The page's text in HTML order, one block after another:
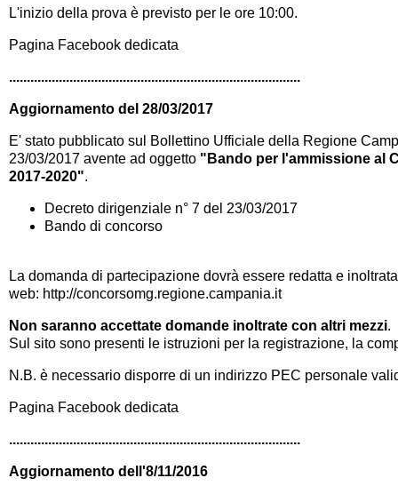
L'inizio della prova è previsto per le ore 10:00.
Pagina Facebook dedicata
..................................................................................
Aggiornamento del 28/03/2017
E' stato pubblicato sul Bollettino Ufficiale della Regione
23/03/2017 avente ad oggetto "Bando per l'ammissione al
2017-2020".
Decreto dirigenziale n° 7 del 23/03/2017
Bando di concorso
La domanda di partecipazione dovrà essere redatta e
web: http://concorsomg.regione.campania.it
Non saranno accettate domande inoltrate con altri mezzi.
Sul sito sono presenti le istruzioni per la registrazione, la
N.B. è necessario disporre di un indirizzo PEC personale
Pagina Facebook dedicata
..................................................................................
Aggiornamento dell'8/11/2016